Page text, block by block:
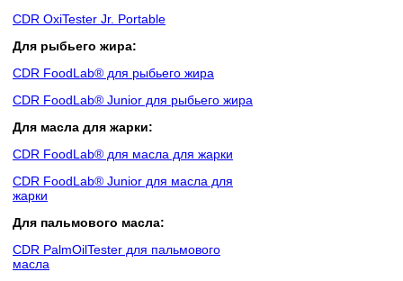
CDR OxiTester Jr. Portable
Для рыбьего жира:
CDR FoodLab® для рыбьего жира
CDR FoodLab® Junior для рыбьего жира
Для масла для жарки:
CDR FoodLab® для масла для жарки
CDR FoodLab® Junior для масла для
жарки
Для пальмового масла:
CDR PalmOilTester для пальмового
масла